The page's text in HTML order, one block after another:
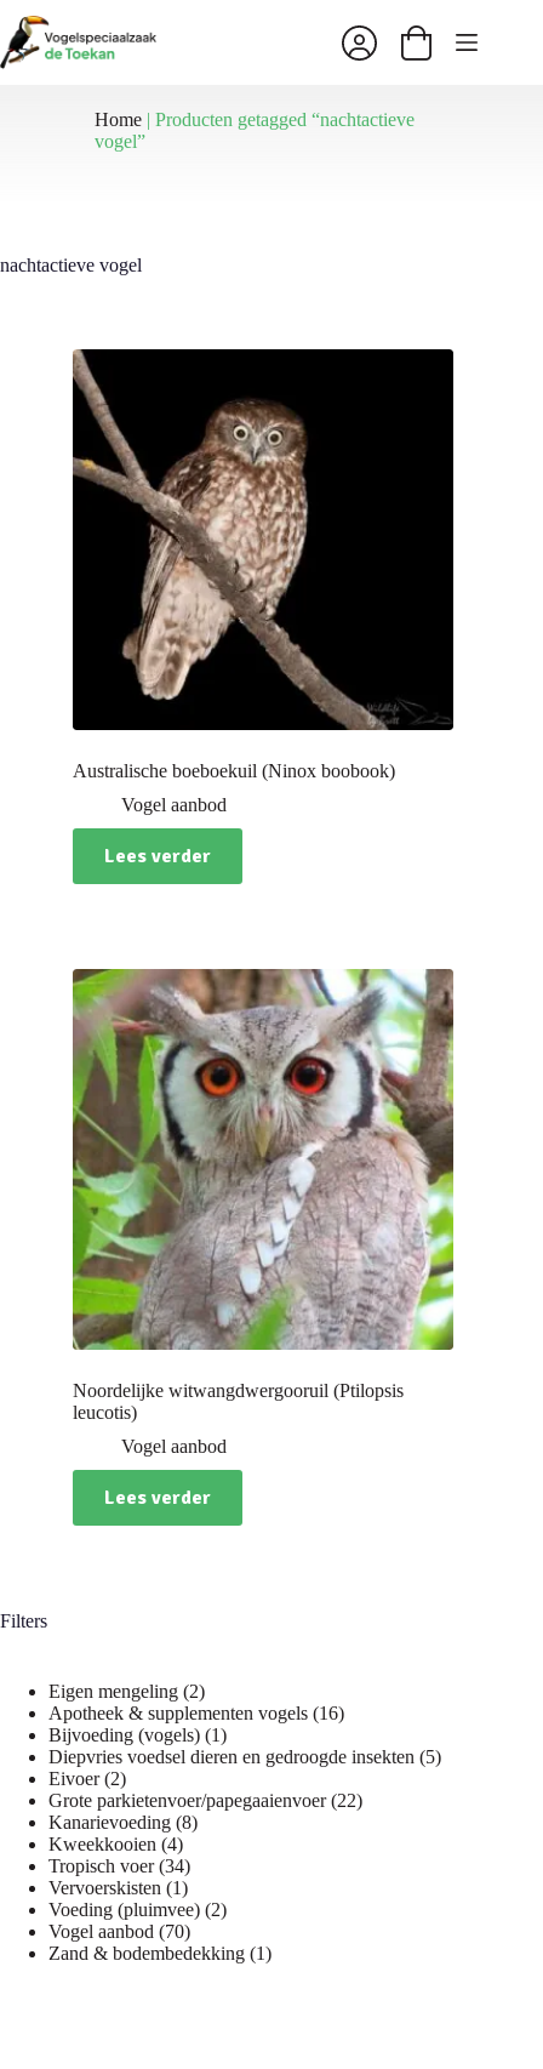
naar
de
inhoud
Winkelwagen
Home |Producten getagged “nachtactieve
vogel”
nachtactieve vogel
Australische boeboekuil (Ninox boobook)
Vogel aanbod
Lees verder
Noordelijke witwangdwergooruil (Ptilopsis
leucotis)
Vogel aanbod
Lees verder
Filters
Eigen mengeling 22
producten
Apotheek & supplementen vogels 1616
Bijvoeding (vogels) 11
product
Diepvries voedsel dieren en gedroogde insekten 55
Eivoer 22
producten
Grote parkietenvoer/papegaaienvoer 2222
Kanarievoeding 88
Kweekkooien 44
producten
Tropisch voer 3434
producten
Vervoerskisten 11
product
Voeding (pluimvee) 22
Vogel aanbod 7070
producten
Zand & bodembedekking 11